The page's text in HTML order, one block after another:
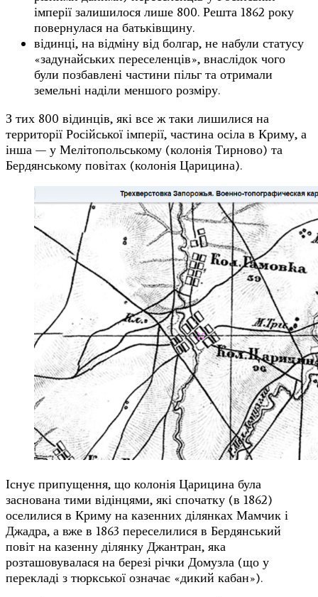
імперії залишилося лише 800. Решта 1862 року
повернулася на батьківщину.
відинці, на відміну від болгар, не набули статусу
«задунайських переселенців», внаслідок чого
були позбавлені частини пільг та отримали
земельні наділи меншого розміру.
З тих 800 відинців, які все ж таки лишилися на
территорії Російської імперії, частина осіла в Криму, а
інша — у Мелітопольському (колонія Тирново) та
Бердянському повітах (колонія Царицина).
Існує припущення, що колонія Царицина була
заснована тими відінцями, які спочатку (в 1862)
оселилися в Криму на казенних ділянках Мамчик і
Джадра, а вже в 1863 переселилися в Бердянський
повіт на казенну ділянку Джантран, яка
розташовувалася на березі річки Домузла (що у
перекладі з тюркської означає «дикий кабан»).